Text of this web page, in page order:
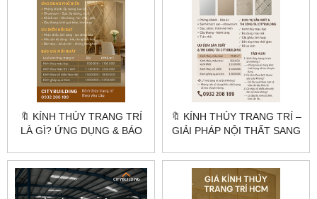
🔖 KÍNH THỦY TRANG TRÍ
LÀ GÌ? ỨNG DỤNG & BÁO
🔖 KÍNH THỦY TRANG TRÍ –
GIẢI PHÁP NỘI THẤT SANG